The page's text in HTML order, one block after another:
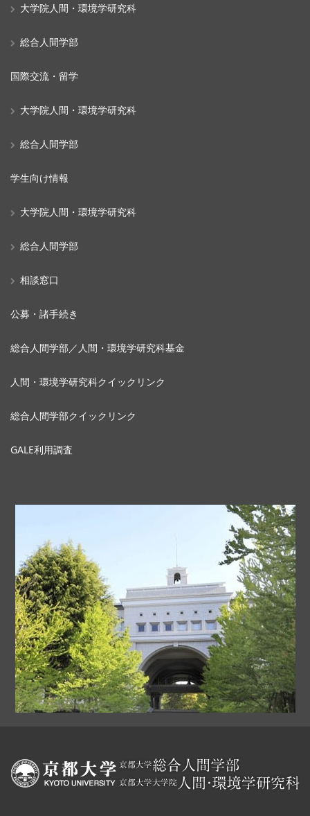
大学院人間・環境学研究科
総合人間学部
国際交流・留学
大学院人間・環境学研究科
総合人間学部
学生向け情報
大学院人間・環境学研究科
総合人間学部
相談窓口
公募・諸手続き
総合人間学部／人間・環境学研究科基金
人間・環境学研究科クイックリンク
総合人間学部クイックリンク
GALE利用調査